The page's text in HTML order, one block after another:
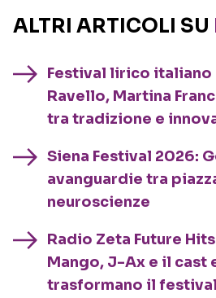
ALTRI ARTICOLI SU
Festival lirico italiano
Ravello, Martina
tra tradizione e
Siena Festival 2026:
avanguardie tra
neuroscienze
Radio Zeta Future
Mango, J-Ax e il cast
trasformano il